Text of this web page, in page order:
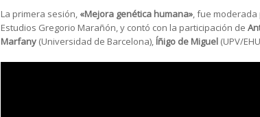
La primera sesión, «Mejora genética humana», fue moderada
Estudios Gregorio Marañón, y contó con la participación de
Marfany (Universidad de Barcelona),Íñigo de Miguel (UPV/